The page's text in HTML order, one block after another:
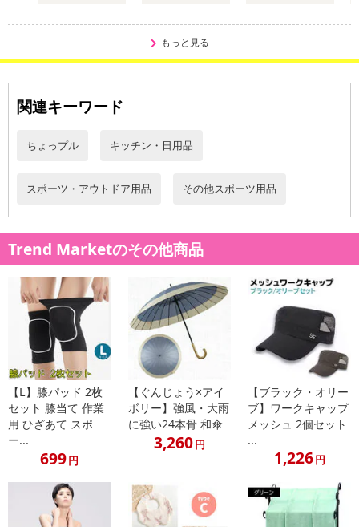
■その他共通および商品カテゴリー別注意事項（※必ずご確認くだ
さい）
こちらの情報は2026年07月09日 時点での情報となります。
もっと見る
関連キーワード
ちょっプル キッチン・日用品
スポーツ・アウトドア用品 その他スポーツ用品
Trend Marketのその他商品
【L】膝パッド 2枚
セット 膝当て 作業
用 ひざあて スポ
ー...
699円
【ぐんじょう×アイ
ボリー】強風・大雨
に強い24本骨 和傘
3,260円
【ブラック・オリー
ブ】ワークキャップ
メッシュ 2個セット
...
1,226円